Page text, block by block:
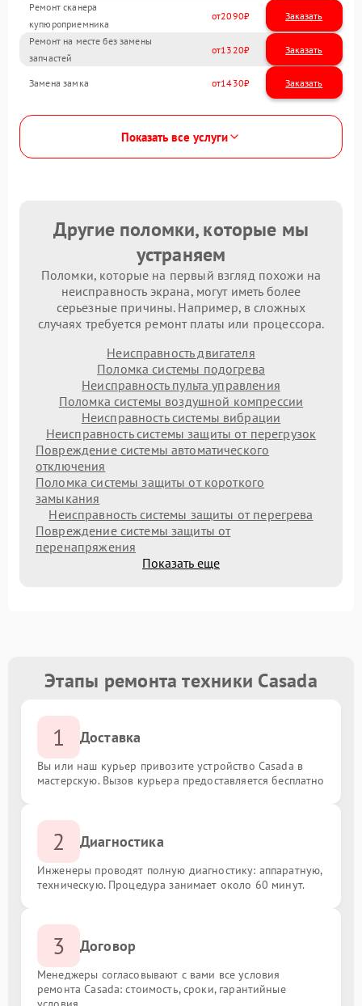
Ремонт сканера
купюроприемника
2090
Ремонт на месте без замены
запчастей
1320
Замена замка 1430
Показать все услуги
Другие поломки, которые мы
устраняем
Поломки, которые на первый взгляд похожи на
неисправность экрана, могут иметь более
серьезные причины. Например, в сложных
случаях требуется ремонт платы или процессора.
Неисправность двигателя
Поломка системы подогрева
Неисправность пульта управления
Поломка системы воздушной компрессии
Неисправность системы вибрации
Неисправность системы защиты от перегрузок
Повреждение системы автоматического
отключения
Поломка системы защиты от короткого
замыкания
Неисправность системы защиты от перегрева
Повреждение системы защиты от
перенапряжения
Показать еще
Этапы ремонта техники Casada
1 Доставка
Вы или наш курьер привозите устройство Casada в
мастерскую. Вызов курьера предоставляется бесплатно
2 Диагностика
Инженеры проводят полную диагностику: аппаратную,
техническую. Процедура занимает около 60 минут.
3 Договор
Менеджеры согласовывают с вами все условия
ремонта Casada: стоимость, сроки, гарантийные